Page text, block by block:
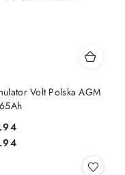
Volt Polska AGM